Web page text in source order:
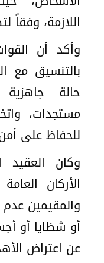
اللازمة،
وأكد أن
بالتنسيق مع
حالة
مستجدات،
للحفاظ على
وكان
الأركان
والمقيمين
أو شظايا أو
عن اعتراض